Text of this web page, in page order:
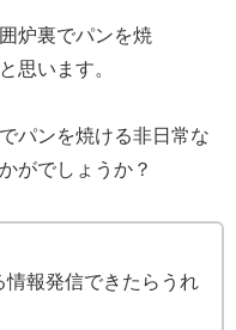
炉裏でパンを焼
思います。
パンを焼ける非日常な
がでしょうか？
報発信できたらうれ